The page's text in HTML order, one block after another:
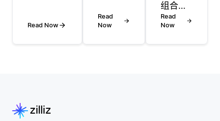
制，这些
效性。一
Read Now
解人类
交互的
Read
Now
组合两
种或更
多种不
Read
Now